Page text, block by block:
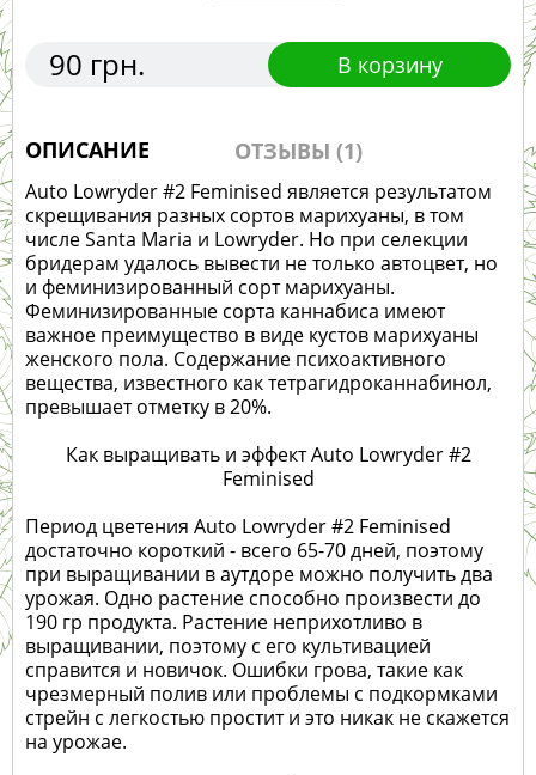
90 грн. В корзину
ОПИСАНИЕ ОТЗЫВЫ (1)
Auto Lowryder #2 Feminised является результатом
скрещивания разных сортов марихуаны, в том
числе Santa Maria и Lowryder. Но при селекции
бридерам удалось вывести не только автоцвет, но
и феминизированный сорт марихуаны.
Феминизированные сорта каннабиса имеют
важное преимущество в виде кустов марихуаны
женского пола. Содержание психоактивного
вещества, известного как тетрагидроканнабинол,
превышает отметку в 20%.
Как выращивать и эффект Auto Lowryder #2
Feminised
Период цветения Auto Lowryder #2 Feminised
достаточно короткий - всего 65-70 дней, поэтому
при выращивании в аутдоре можно получить два
урожая. Одно растение способно произвести до
190 гр продукта. Растение неприхотливо в
выращивании, поэтому с его культивацией
справится и новичок. Ошибки грова, такие как
чрезмерный полив или проблемы с подкормками
стрейн с легкостью простит и это никак не скажется
на урожае.